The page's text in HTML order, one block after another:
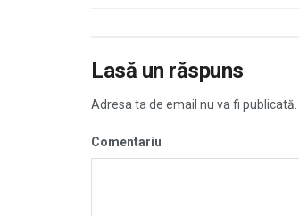
Lasă un răspuns
Adresa ta de email nu va fi publicată.
Comentariu